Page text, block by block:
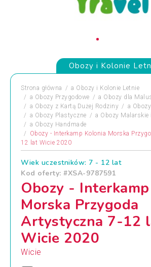
Obozy i Kolonie
Strona główna a Obozy i Kolonie Letnie
a Obozy Przygodowe a Obozy dla
a Obozy z Kartą Dużej Rodziny a
a Obozy Plastyczne a Obozy Malarskie
a Obozy Handmade
Obozy - Interkamp Kolonia Morska
12 lat Wicie 2020
Wiek uczestników: 7 - 12 lat
Kod oferty: #XSA-9787591
Obozy -
Morska Przygoda
Artystyczna 7-12
Wicie 2020
Wicie